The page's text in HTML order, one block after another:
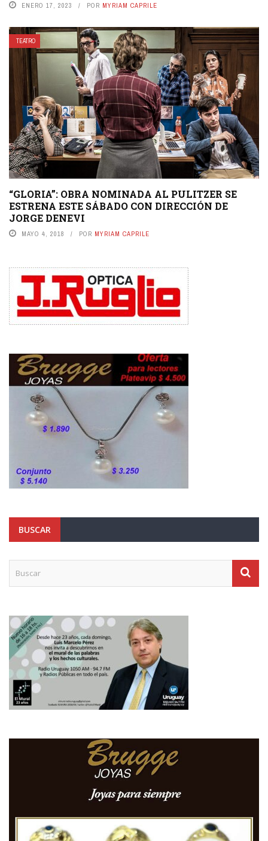
ENERO 17, 2023 POR MYRIAM CAPRILE
TEATRO
“GLORIA”: OBRA NOMINADA AL PULITZER SE
ESTRENA ESTE SÁBADO CON DIRECCIÓN DE
JORGE DENEVI
MAYO 4, 2018 POR MYRIAM CAPRILE
BUSCAR